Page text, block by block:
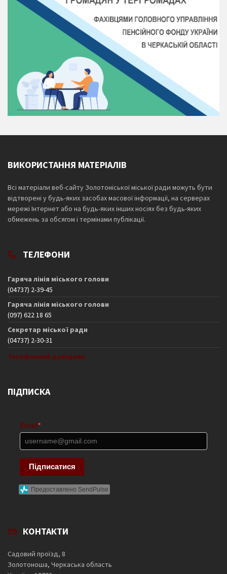
ВИКОРИСТАННЯ МАТЕРІАЛІВ
Всі матеріали веб-сайту Золотоніської міської ради можуть бути
відтворені у будь-яких засобах масової інформації, на серверах
мережі Інтернет або на будь-яких інших носіях без будь-яких
обмежень за обсягом і термінами публікації.
ТЕЛЕФОНИ
Гаряча лінія міського голови
(04737) 2-39-45
Гаряча лінія міського голови
(097) 622 18 65
Секретар міської ради
(04737) 2-30-31
Телефонний довідник
ПІДПИСКА
Email *
Підписатися
Предоставлено SendPulse
КОНТАКТИ
Садовий проїзд, 8
Золотоноша, Черкаська область